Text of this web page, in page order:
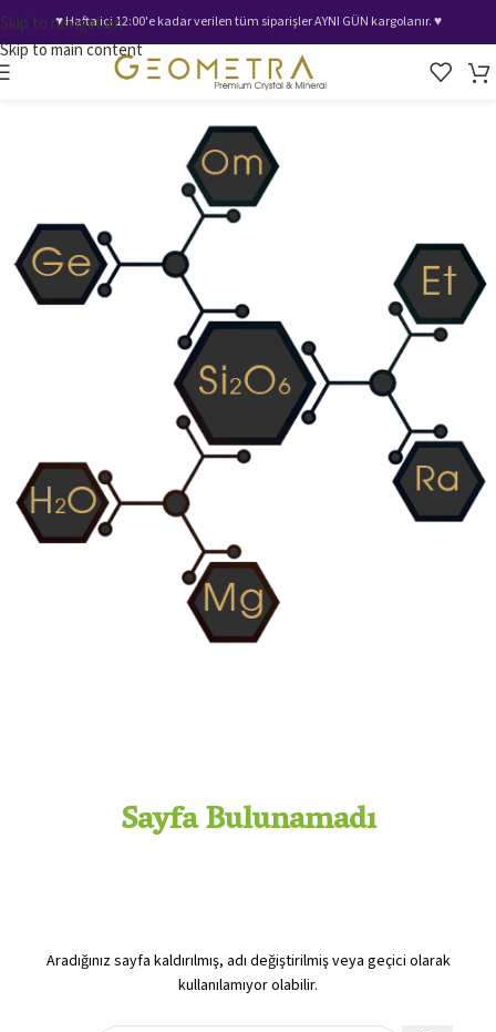
Skip to navigation
Skip to main content
♥️ Hafta içi 12:00'e kadar verilen tüm siparişler AYNI GÜN kargolanır. ♥️
Sayfa Bulunamadı
Aradığınız sayfa kaldırılmış, adı değiştirilmiş veya geçici olarak
kullanılamıyor olabilir.